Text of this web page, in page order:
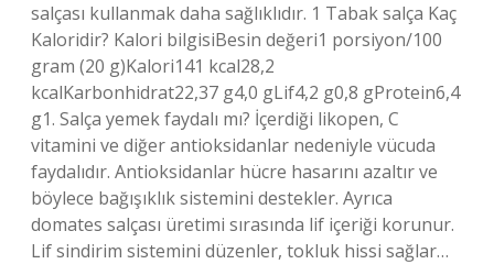
salçası kullanmak daha sağlıklıdır. 1 Tabak salça Kaç
Kaloridir? Kalori bilgisiBesin değeri1 porsiyon/100
gram (20 g)Kalori141 kcal28,2
kcalKarbonhidrat22,37 g4,0 gLif4,2 g0,8 gProtein6,4
g1. Salça yemek faydalı mı? İçerdiği likopen, C
vitamini ve diğer antioksidanlar nedeniyle vücuda
faydalıdır. Antioksidanlar hücre hasarını azaltır ve
böylece bağışıklık sistemini destekler. Ayrıca
domates salçası üretimi sırasında lif içeriği korunur.
Lif sindirim sistemini düzenler, tokluk hissi sağlar…